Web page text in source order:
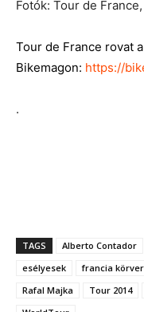
Fotók: Tour de France,
Tour de France rovat a
Bikemagon: https://
.
TAGS Alberto Contador
esélyesek
francia
Rafal Majka
Tour 2014